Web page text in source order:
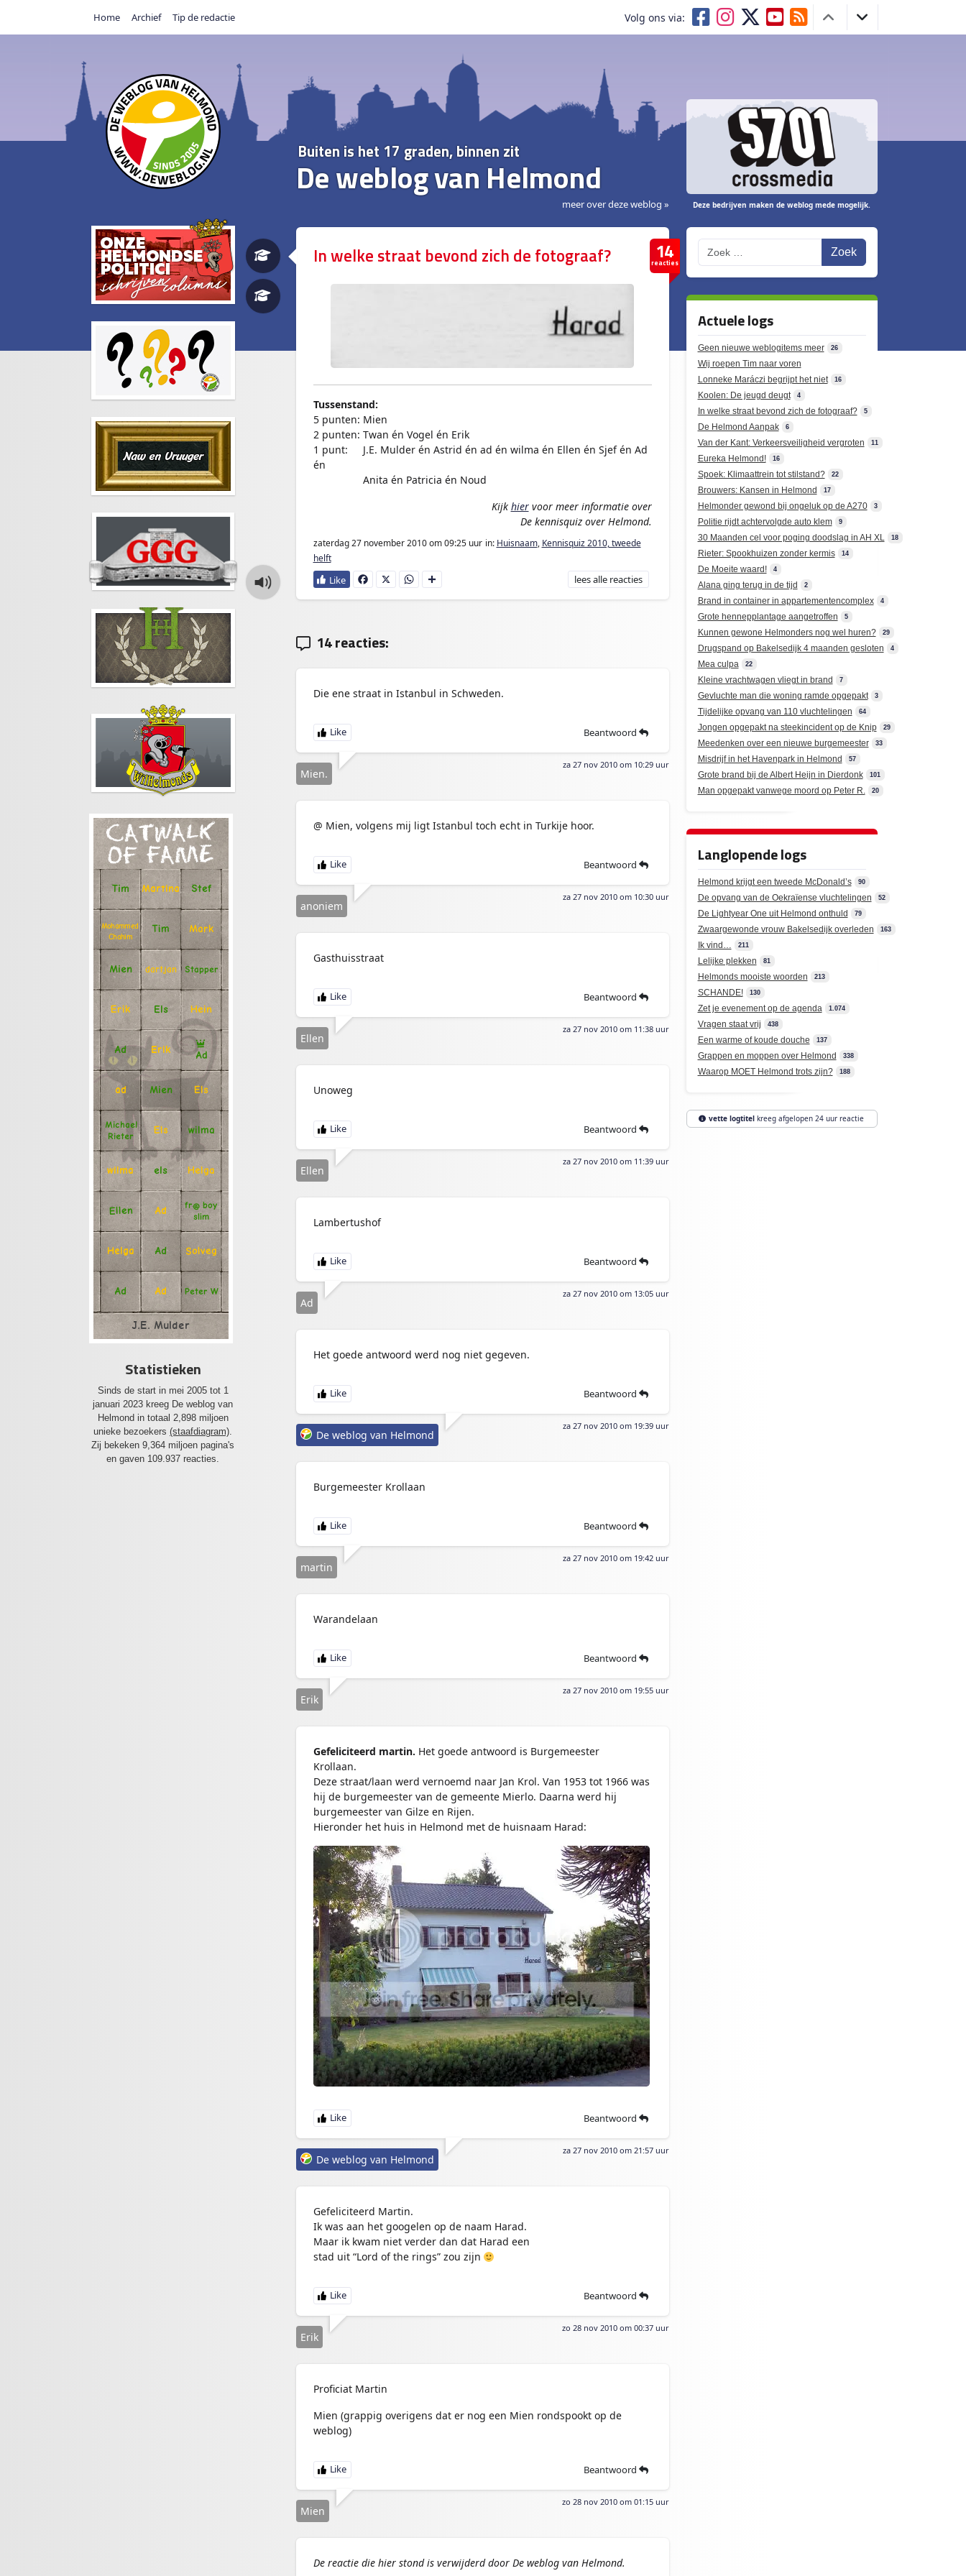
Home Archief Tip de redactie Volg ons via:
Buiten is het 17 graden, binnen zit
De weblog van Helmond
meer over deze weblog » Deze bedrijven maken de weblog mede mogelijk.
CATWALK
OF FAME
Tim Martina Stef
Mohammed
Chahim
Tim Mark
Mien dartjan Stapper
Erik Els Hein
Ad Erik
Ad
ad Mien Els
Michael
Rieter
Els wilma
wilma els Helga
Ellen Ad fr@ boy
slim
Helga Ad Solveg
Ad Ad Peter W
J.E. Mulder
Statistieken
Sinds de start in mei 2005 tot 1
januari 2023 kreeg De weblog van
Helmond in totaal 2,898 miljoen
unieke bezoekers (staafdiagram)
Zij bekeken 9,364 miljoen pagina's
en gaven 109.937 reacties.
14
reacties
In welke straat bevond zich de fotograaf?
Tussenstand:
5 punten: Mien
2 punten: Twan én Vogel én Erik
1 punt:
J.E. Mulder én Astrid én ad én wilma én Ellen én Sjef én Ad
én
Anita én Patricia én Noud
Kijk hiervoor meer informatie over
De kennisquiz over Helmond.
zaterdag 27 november 2010om 09:25 uur in: Huisnaam, Kennisquiz 2010, tweede
helft
Fa
ce
X
W
ha
D
e
leesalle reacties
14 reacties:
Die ene straat in Istanbul in Schweden.
Beantwoord
za 27 nov 2010 om 10:29 uur
Mien.
@ Mien, volgens mij ligt Istanbul toch echt in Turkije hoor.
Beantwoord
za 27 nov 2010 om 10:30 uur
anoniem
Gasthuisstraat
Beantwoord
za 27 nov 2010 om 11:38 uur
Ellen
Unoweg
Beantwoord
za 27 nov 2010 om 11:39 uur
Ellen
Lambertushof
Beantwoord
za 27 nov 2010 om 13:05 uur
Ad
Het goede antwoord werd nog niet gegeven.
Beantwoord
za 27 nov 2010 om 19:39 uur
De weblog van Helmond
Burgemeester Krollaan
Beantwoord
za 27 nov 2010 om 19:42 uur
martin
Warandelaan
Beantwoord
za 27 nov 2010 om 19:55 uur
Erik
Gefeliciteerd martin. Het goede antwoord is Burgemeester
Krollaan.
Deze straat/laan werd vernoemd naar Jan Krol. Van 1953 tot 1966 was
hij de burgemeester van de gemeente Mierlo. Daarna werd hij
burgemeester van Gilze en Rijen.
Hieronder het huis in Helmond met de huisnaam Harad:
Beantwoord
za 27 nov 2010 om 21:57 uur
De weblog van Helmond
Gefeliciteerd Martin.
Ik was aan het googelen op de naam Harad.
Maar ik kwam niet verder dan dat Harad een
stad uit “Lord of the rings” zou zijn
Beantwoord
zo 28 nov 2010 om 00:37 uur
Erik
Proficiat Martin
Mien (grappig overigens dat er nog een Mien rondspookt op de
weblog)
Beantwoord
zo 28 nov 2010 om 01:15 uur
Mien
De reactie die hier stond is verwijderd door De weblog van Helmond.
Actuele logs
Geen nieuwe weblogitems meer 26
Wij roepen Tim naar voren
Lonneke Maráczi begrijpt het niet
16
Koolen: De jeugd deugt 4
In welke straat bevond zich de fotograaf? 5
De Helmond Aanpak 6
Van der Kant: Verkeersveiligheid vergroten 11
Eureka Helmond! 16
Spoek: Klimaattrein tot stilstand? 22
Brouwers: Kansen in Helmond 17
Helmonder gewond bij ongeluk op de A270 3
Politie rijdt achtervolgde auto klem 9
30 Maanden cel voor poging doodslag in AH XL 18
Rieter: Spookhuizen zonder kermis 14
De Moeite waard! 4
Alana ging terug in de tijd 2
Brand in container in appartementencomplex 4
Grote hennepplantage aangetroffen 5
Kunnen gewone Helmonders nog wel huren? 29
Drugspand op Bakelsedijk 4 maanden gesloten 4
Mea culpa 22
Kleine vrachtwagen vliegt in brand 7
Gevluchte man die woning ramde opgepakt 3
Tijdelijke opvang van 110 vluchtelingen 64
Jongen opgepakt na steekincident op de Knip 29
Meedenken over een nieuwe burgemeester 33
Misdrijf in het Havenpark in Helmond 57
Grote brand bij de Albert Heijn in Dierdonk 101
Man opgepakt vanwege moord op Peter R. 20
Langlopende logs
Helmond krijgt een tweede McDonald’s 90
De opvang van de Oekraïense vluchtelingen 52
De Lightyear One uit Helmond onthuld 79
Zwaargewonde vrouw Bakelsedijk overleden 163
Ik vind… 211
Lelijke plekken 81
Helmonds mooiste woorden 213
SCHANDE! 130
Zet je evenement op de agenda 1.074
Vragen staat vrij 438
Een warme of koude douche 137
Grappen en moppen over Helmond 338
Waarop MOET Helmond trots zijn? 188
vette logtitelkreeg afgelopen 24 uur reactie